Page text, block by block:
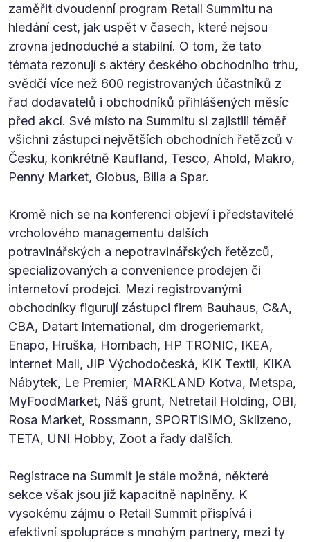
zaměřit dvoudenní program Retail Summitu na
hledání cest, jak uspět v časech, které nejsou
zrovna jednoduché a stabilní. O tom, že tato
témata rezonují s aktéry českého obchodního trhu,
svědčí více než 600 registrovaných účastníků z
řad dodavatelů i obchodníků přihlášených měsíc
před akcí. Své místo na Summitu si zajistili téměř
všichni zástupci největších obchodních řetězců v
Česku, konkrétně Kaufland, Tesco, Ahold, Makro,
Penny Market, Globus, Billa a Spar.
Kromě nich se na konferenci objeví i představitelé
vrcholového managementu dalších
potravinářských a nepotravinářských řetězců,
specializovaných a convenience prodejen či
internetoví prodejci. Mezi registrovanými
obchodníky figurují zástupci firem Bauhaus, C&A,
CBA, Datart International, dm drogeriemarkt,
Enapo, Hruška, Hornbach, HP TRONIC, IKEA,
Internet Mall, JIP Východočeská, KIK Textil, KIKA
Nábytek, Le Premier, MARKLAND Kotva, Metspa,
MyFoodMarket, Náš grunt, Netretail Holding, OBI,
Rosa Market, Rossmann, SPORTISIMO, Sklizeno,
TETA, UNI Hobby, Zoot a řady dalších.
Registrace na Summit je stále možná, některé
sekce však jsou již kapacitně naplněny. K
vysokému zájmu o Retail Summit přispívá i
efektivní spolupráce s mnohým partnery, mezi ty